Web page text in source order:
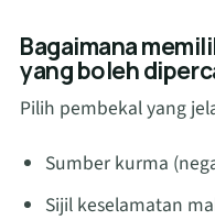
Bagaimana
yang boleh
Pilih pembekal yang
Sumber kurma
Sijil keselamatan